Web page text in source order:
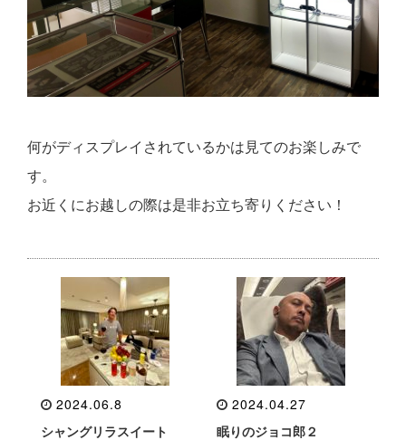
何がディスプレイされているかは見てのお楽しみで
す。
お近くにお越しの際は是非お立ち寄りください！
2024.06.8
シャングリラスイート
2024.04.27
眠りのジョコ郎２